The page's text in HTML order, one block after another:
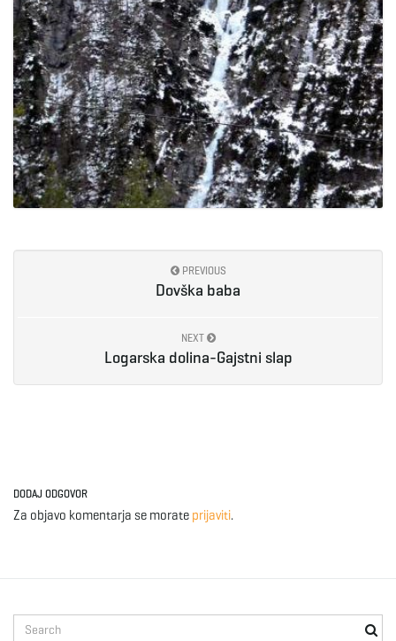
PREVIOUS
Dovška baba
NEXT
Logarska dolina-Gajstni slap
DODAJ ODGOVOR
Za objavo komentarja se morate prijaviti.